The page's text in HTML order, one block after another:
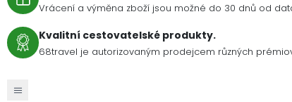
Vrácení a výměna zboží jsou možné do 30 dnů od
Kvalitní cestovatelské produkty.
68travel je autorizovaným prodejcem různých